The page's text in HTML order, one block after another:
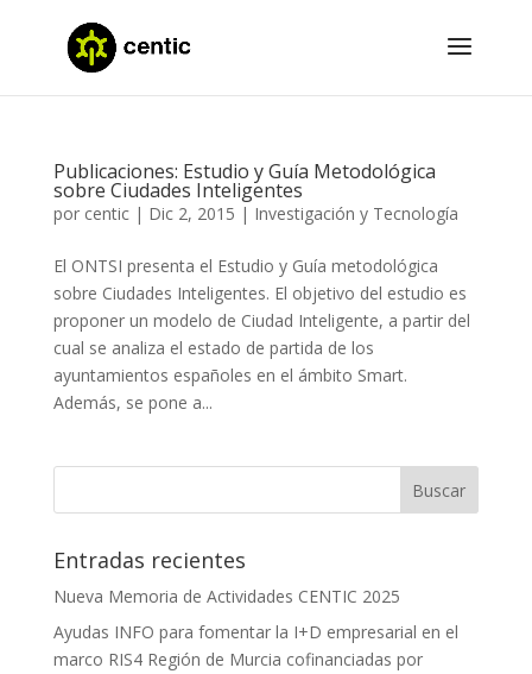
Publicaciones: Estudio y Guía Metodológica
sobre Ciudades Inteligentes
por centic| Dic 2, 2015 | Investigación y Tecnología
El ONTSI presenta el Estudio y Guía metodológica
sobre Ciudades Inteligentes. El objetivo del estudio es
proponer un modelo de Ciudad Inteligente, a partir del
cual se analiza el estado de partida de los
ayuntamientos españoles en el ámbito Smart.
Además, se pone a...
Entradas recientes
Nueva Memoria de Actividades CENTIC 2025
Ayudas INFO para fomentar la I+D empresarial en el
marco RIS4 Región de Murcia cofinanciadas por